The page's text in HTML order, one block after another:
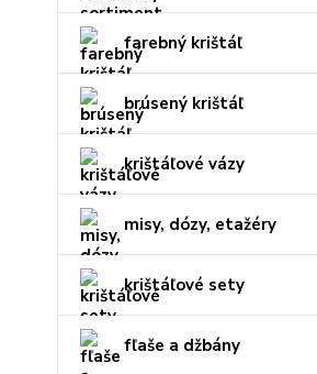
farebný krištáľ
brúsený krištáľ
krištáľové vázy
misy, dózy, etažéry
krištáľové sety
fľaše a džbány